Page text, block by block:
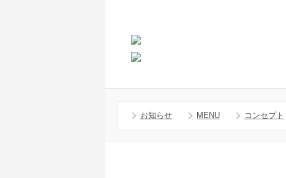
お知らせ MENU コンセプト